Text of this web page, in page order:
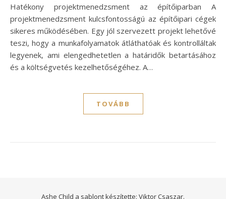
Hatékony projektmenedzsment az építőiparban A
projektmenedzsment kulcsfontosságú az építőipari cégek
sikeres működésében. Egy jól szervezett projekt lehetővé
teszi, hogy a munkafolyamatok átláthatóak és kontrolláltak
legyenek, ami elengedhetetlen a határidők betartásához
és a költségvetés kezelhetőségéhez. A…
TOVÁBB
Ashe Child a sablont készítette: Viktor Csaszar.